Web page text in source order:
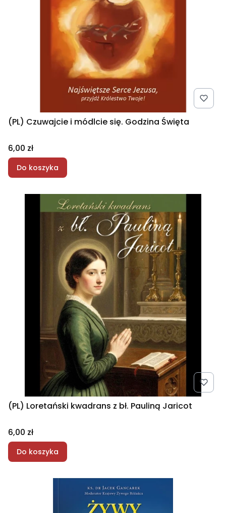
(PL) Czuwajcie i módlcie się. Godzina Święta
Cena
6,00 zł
Do koszyka
(PL) Loretański kwadrans z bł. Pauliną Jaricot
Cena
6,00 zł
Do koszyka